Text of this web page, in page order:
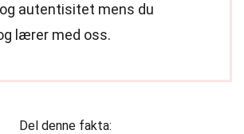
autentisitet mens du
lærer med oss.
Del denne fakta: